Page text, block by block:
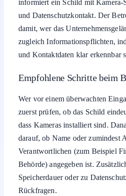
und Datenschutzkontakt. Der
damit, wer das
zugleich Informationspflichten,
und Kontaktdaten klar erkennbar
zuerst prüfen, ob das Schild
dass Kameras installiert sind.
darauf, ob Name oder zumindest
Verantwortlichen (zum Beispiel
Behörde) angegeben ist.
Speicherdauer oder zu
Rückfragen.